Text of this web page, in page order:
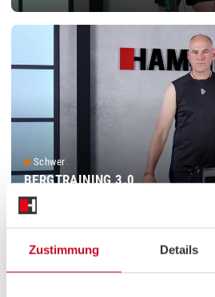
Zustimmung Details
CHRIS
BERGTRAINING 3.0
Schwer